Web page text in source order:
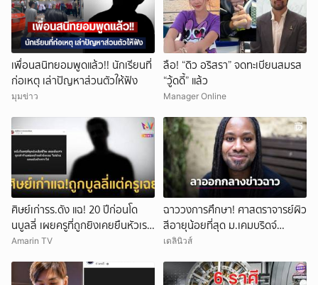
เพื่อนสนิทยอมพูดแล้ว!! นักเรียนที่
ก่อเหตุ เล่าปัญหาส่วนตัวให้ฟัง
มุมข่าว
ลือ! “ดิว อริสรา” จดทะเบียนสมรส
“วู้ดดี้” แล้ว
Manager Online
ศิษย์เก่ารร.ดัง แฉ! 20 ปีก่อนโด
นบูลลี่ เผยครูที่ถูกยิงเคยยืนหัวเราะ
ใส่
Amarin TV
ฉาววงการศึกษา! ศาสตราจารย์ผิว
สีอายุน้อยที่สุด ม.เคมบริดจ์
ประกาศลาออกหลังเผชิญข้อกล่าว
เดลินิวส์